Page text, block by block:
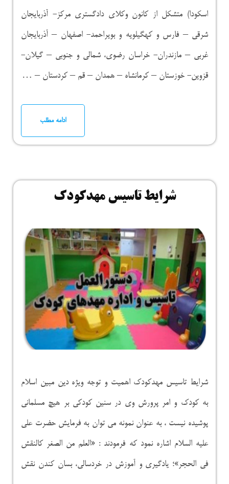
اسکودا) متشکل از کانون وکلای دادگستری مرکز- آذربایجان
شرقی – فارس و کهگیلویه و بویراحمد- اصفهان – آذربایجان
غربی – مازندران- خراسان رضوی، شمالی و جنوبی – گیلان-
قزوین- خوزستان – کرمانشاه – همدان – قم – کردستان – …
ادامه مطلب
شرایط تاسیس مهدکودک
شرایط تاسیس مهدکودک اهمیت و توجه ویژه دین مبین اسلام
به کودک و امر پرورش وی در سنین کودکی بر هیچ مسلمانی
پوشیده نیست ، به عنوان نمونه می توان به فرمایش حضرت علی
علیه السلام اشاره نمود که فرمودند : «العلم من الصغر کالنقش
فی الحجر»؛ یادگیری و آموزش در خردسالی، بسان کندن نقش